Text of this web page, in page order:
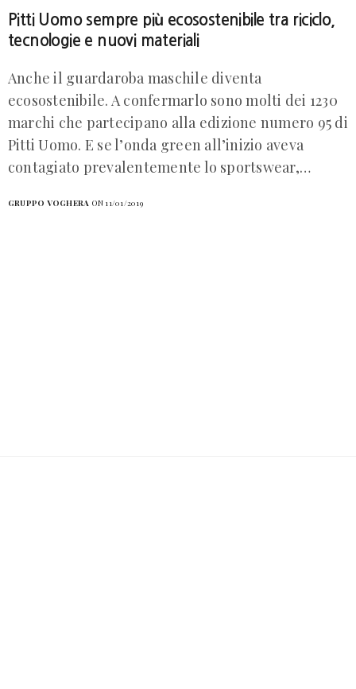
Pitti Uomo sempre più ecosostenibile tra riciclo,
tecnologie e nuovi materiali
Anche il guardaroba maschile diventa
ecosostenibile. A confermarlo sono molti dei 1230
marchi che partecipano alla edizione numero 95 di
Pitti Uomo. E se l’onda green all’inizio aveva
contagiato prevalentemente lo sportswear,…
GRUPPO VOGHERA ON 11/01/2019